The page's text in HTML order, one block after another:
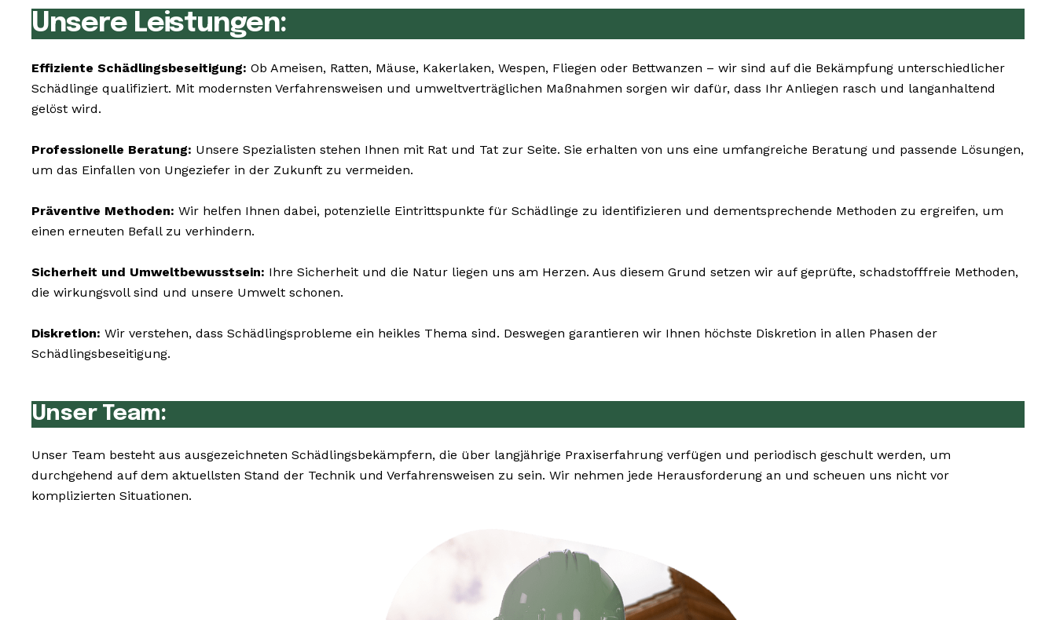
Unsere Leistungen:
Effiziente Schädlingsbeseitigung: Ob Ameisen, Ratten, Mäuse, Kakerlaken, Wespen, Fliegen oder Bettwanzen – wir sind auf die Bekämpfung unterschiedlicher
Schädlinge qualifiziert. Mit modernsten Verfahrensweisen und umweltverträglichen Maßnahmen sorgen wir dafür, dass Ihr Anliegen rasch und langanhaltend
gelöst wird.
Professionelle Beratung: Unsere Spezialisten stehen Ihnen mit Rat und Tat zur Seite. Sie erhalten von uns eine umfangreiche Beratung und passende Lösungen,
um das Einfallen von Ungeziefer in der Zukunft zu vermeiden.
Präventive Methoden: Wir helfen Ihnen dabei, potenzielle Eintrittspunkte für Schädlinge zu identifizieren und dementsprechende Methoden zu ergreifen, um
einen erneuten Befall zu verhindern.
Sicherheit und Umweltbewusstsein: Ihre Sicherheit und die Natur liegen uns am Herzen. Aus diesem Grund setzen wir auf geprüfte, schadstofffreie Methoden,
die wirkungsvoll sind und unsere Umwelt schonen.
Diskretion: Wir verstehen, dass Schädlingsprobleme ein heikles Thema sind. Deswegen garantieren wir Ihnen höchste Diskretion in allen Phasen der
Schädlingsbeseitigung.
Unser Team:
Unser Team besteht aus ausgezeichneten Schädlingsbekämpfern, die über langjährige Praxiserfahrung verfügen und periodisch geschult werden, um
durchgehend auf dem aktuellsten Stand der Technik und Verfahrensweisen zu sein. Wir nehmen jede Herausforderung an und scheuen uns nicht vor
komplizierten Situationen.